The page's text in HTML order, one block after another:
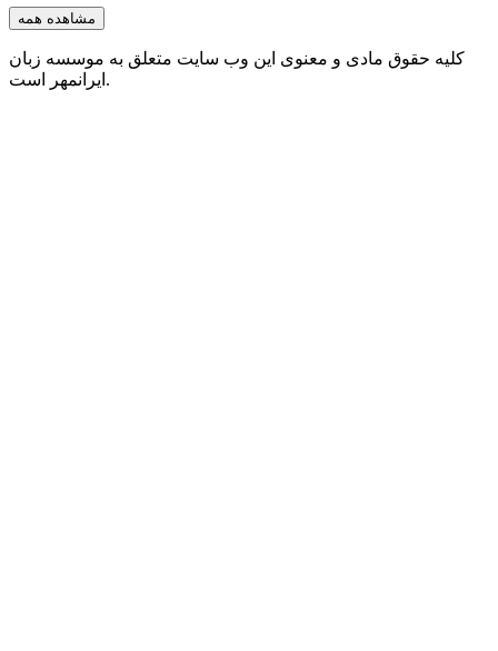
مشاهده همه
کلیه حقوق مادی و معنوی این وب سایت متعلق به موسسه زبان
ایرانمهر است.